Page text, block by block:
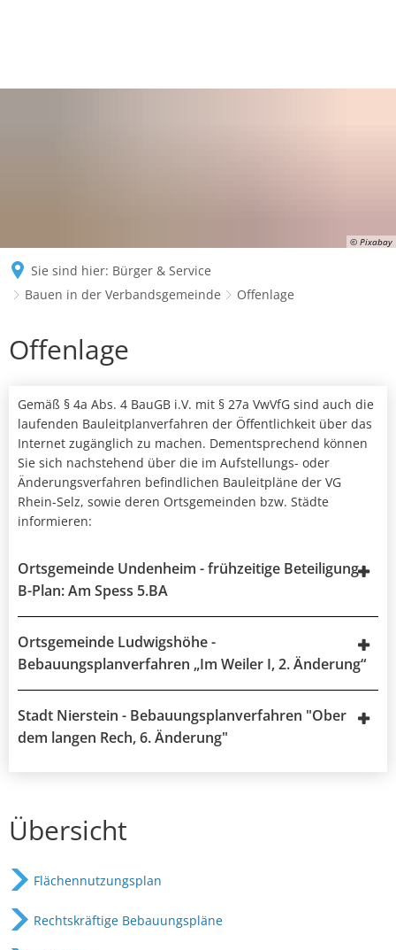
© Pixabay
Sie sind hier: Bürger & Service
Bauen in der Verbandsgemeinde
Offenlage
Offenlage
Offenlage
Gemäß § 4a Abs. 4 BauGB i.V. mit § 27a VwVfG sind auch die
laufenden Bauleitplanverfahren der Öffentlichkeit über das
Internet zugänglich zu machen. Dementsprechend können
Sie sich nachstehend über die im Aufstellungs- oder
Änderungsverfahren befindlichen Bauleitpläne der VG
Rhein-Selz, sowie deren Ortsgemeinden bzw. Städte
informieren:
Ortsgemeinde Undenheim - frühzeitige Beteiligung
B-Plan: Am Spess 5.BA
Ortsgemeinde Ludwigshöhe -
Bebauungsplanverfahren „Im Weiler I, 2. Änderung“
Stadt Nierstein - Bebauungsplanverfahren "Ober
dem langen Rech, 6. Änderung"
Übersicht
Flächennutzungsplan
Rechtskräftige Bebauungspläne